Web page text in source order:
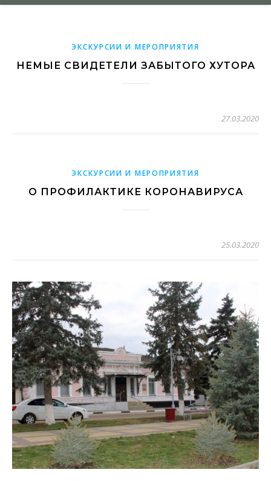
ЭКСКУРСИИ И МЕРОПРИЯТИЯ
НЕМЫЕ СВИДЕТЕЛИ ЗАБЫТОГО ХУТОРА
27.03.2020
ЭКСКУРСИИ И МЕРОПРИЯТИЯ
О ПРОФИЛАКТИКЕ КОРОНАВИРУСА
25.03.2020